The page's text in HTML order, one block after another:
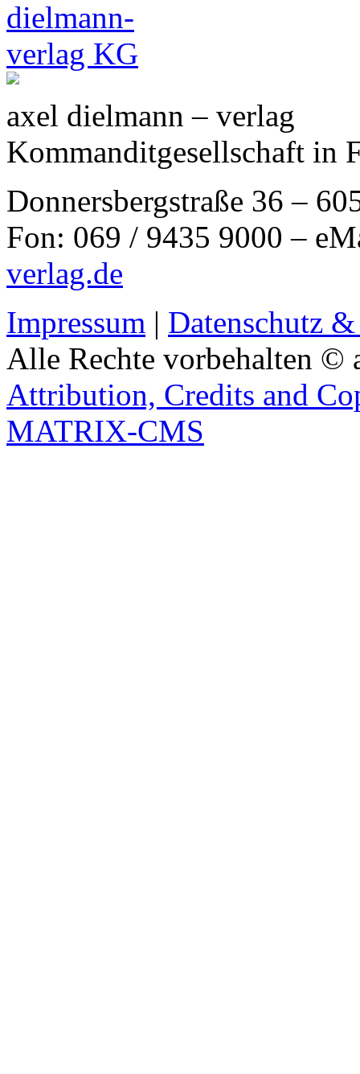
axel dielmann – verlag
Kommanditgesellschaft in
Donnersbergstraße 36 –
Fon: 069 / 9435 9000 –
verlag.de
Impressum | Datenschutz
Alle Rechte vorbehalten ©
Attribution, Credits and
MATRIX-CMS